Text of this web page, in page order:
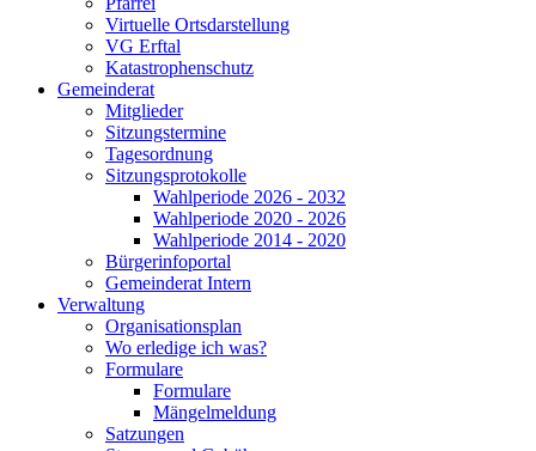
Virtuelle Ortsdarstellung
VG Erftal
Katastrophenschutz
Gemeinderat
Mitglieder
Sitzungstermine
Tagesordnung
Sitzungsprotokolle
Wahlperiode 2026 - 2032
Wahlperiode 2020 - 2026
Wahlperiode 2014 - 2020
Bürgerinfoportal
Gemeinderat Intern
Verwaltung
Organisationsplan
Wo erledige ich was?
Formulare
Formulare
Mängelmeldung
Satzungen